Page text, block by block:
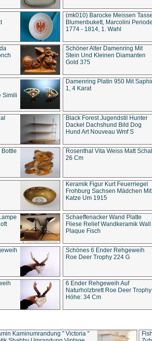
(mk010) Barocke Meissen
Blumenbukett, Marcolini Periode
1774 - 1814, 1. Wahl
Schöner Alter Damenring Mit
Stein Und Kleinen Diamanten
Gold 375
Simili
Damenring Platin 950 Mit
1, 4 Karat
Black Forest Jugendstil Hunter
Dackel Dachshund Bild Dog
Hund Art Nouveau Wmf S
Rosenthal Vita Weiss Matt
26 Cm
Keramik Figur Kurt Feuerriegel
Frohburg Sachsen Mädchen Mit
Katze Um 1915
Schaeffenacker Wand Platte
Fliese Relief Wandkeramik Wall
Plaque Fisch
Schönes 6 Ender Rehgeweih
Roe Deer Trophy 224 G
6 Ender Rehgeweih Auf
Naturholzbrett Roe Deer Trophy
Höhe: 34 Cm
Kaminumrandung " Victoria "